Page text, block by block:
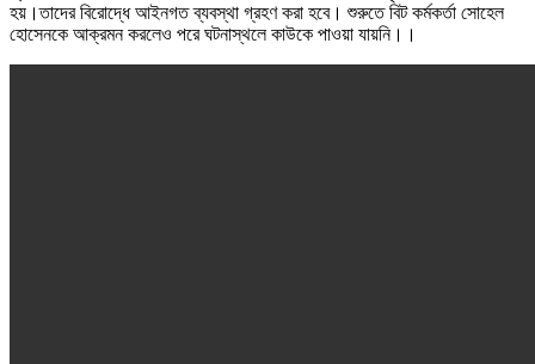
হয়।তাদের বিরোদ্ধে আইনগত ব্যবস্থা গ্রহণ করা হবে। শুরুতে বিট কর্মকর্তা সোহেল
হোসেনকে আক্রমন করলেও পরে ঘটনাস্থলে কাউকে পাওয়া যায়নি।।